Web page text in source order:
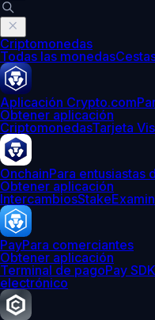
Criptomonedas
Todas las monedas
Aplicación Crypto.com
Obtener aplicación
CriptomonedasTarjeta
OnchainPara entusiastas
Obtener aplicación
IntercambiosStake
PayPara comerciantes
Obtener aplicación
Terminal de pagoPay SDK
electrónico